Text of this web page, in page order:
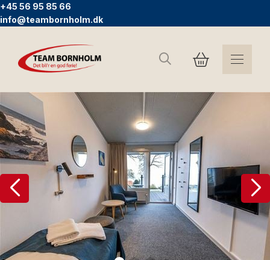
+45 56 95 85 66
info@teambornholm.dk
Søg